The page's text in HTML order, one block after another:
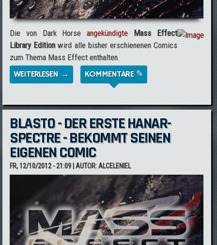
Die von Dark Horseangekündigte
Mass Effect
Library Editionwird alle bisher erschienenen Comics
zum Thema Mass Effect enthalten.
WEITERLESEN → ÜBER DARK HORSE KÜNDIGT MASS EFFECT
COMIC-SAMMLUNG AN
KOMMENTARE ✎
BLASTO - DER ERSTE HANAR-
SPECTRE - BEKOMMT SEINEN
EIGENEN COMIC
FR, 12/10/2012 - 21:09| AUTOR:ALCELENIEL